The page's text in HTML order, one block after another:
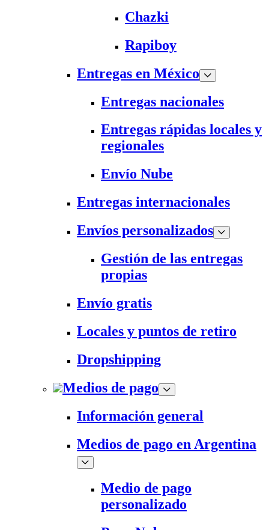
Chazki
Rapiboy
Entregas en México
Entregas nacionales
Entregas rápidas locales y
regionales
Envío Nube
Entregas internacionales
Envíos personalizados
Gestión de las entregas
propias
Envío gratis
Locales y puntos de retiro
Dropshipping
Medios de pago
Información general
Medios de pago en Argentina
Medio de pago
personalizado